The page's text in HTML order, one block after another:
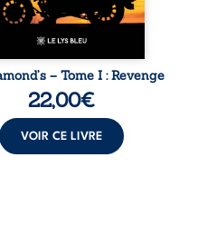
– Tome I : Revenge
22,00€
VOIR CE LIVRE